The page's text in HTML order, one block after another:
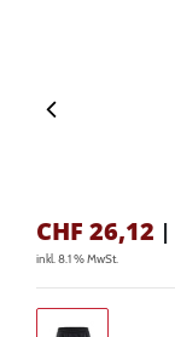
CHF 26,12 |
inkl. 8.1 % MwSt.